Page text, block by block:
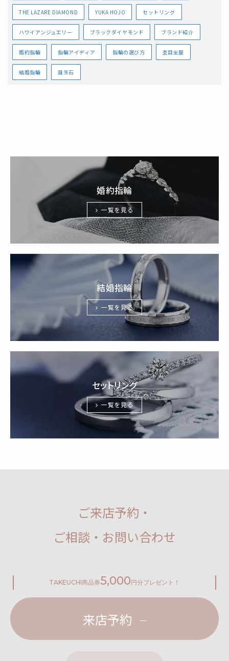
THE LAZARE DIAMOND YUKA HOJO セットリング
ハワイアンジュエリー ブラックダイヤモンド ブランド紹介
婚約指輪 指輪アイディア 指輪の選び方 杢目金屋
結婚指輪 誕生石
婚約指輪
一覧を見る
結婚指輪
一覧を見る
セットリング
一覧を見る
ご来店予約・
ご相談・お問い合わせ
TAKEUCHI商品券5,000 円分プレゼント！
来店予約